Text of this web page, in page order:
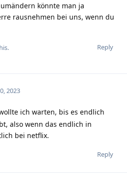
könnte man ja
rausnehmen bei uns, wenn du
Reply
2023
ich warten, bis es endlich
also wenn das endlich in
bei netflix.
Reply